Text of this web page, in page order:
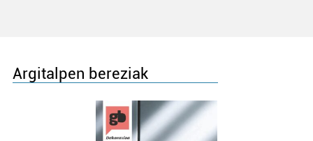
Argitalpen bereziak